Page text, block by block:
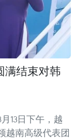
满结束对韩
13日下午，越
越南高级代表团